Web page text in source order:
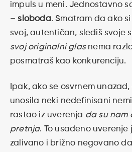
impuls u meni. Jednostavno
–sloboda. Smatram da ako
svoj, autentičan, slediš svoje
svoj originalni glasnema
posmatraš kao konkurenciju.
Ipak, ako se osvrnem
unosila neki nedefinisani
rastao iz uverenja da su nam
pretnja. To usađeno
zalivano i brižno negovano